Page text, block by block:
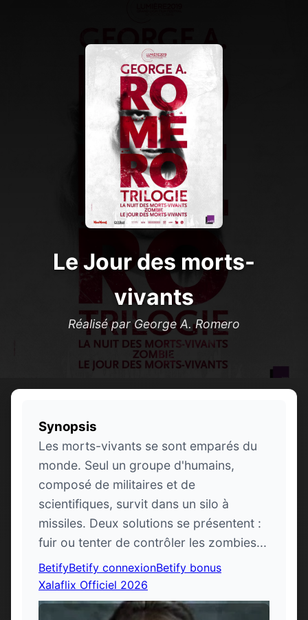
Le Jour des morts-
vivants
Réalisé par George A. Romero
Synopsis
Les morts-vivants se sont emparés du
monde. Seul un groupe d'humains,
composé de militaires et de
scientifiques, survit dans un silo à
missiles. Deux solutions se présentent :
fuir ou tenter de contrôler les zombies...
BetifyBetify connexionBetify bonus
Xalaflix Officiel 2026